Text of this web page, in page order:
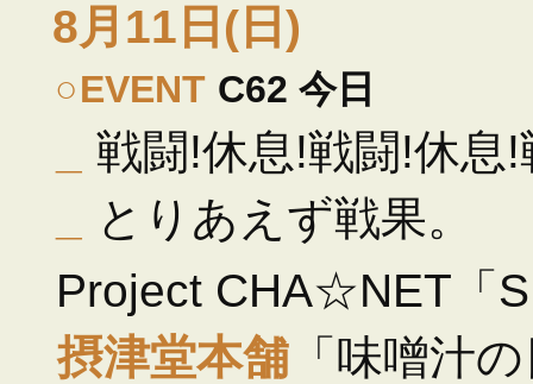
8月11日(日)
○EVENT C62 今日
戦闘!休息!戦闘!休息
とりあえず戦果。
Project CHA☆NET「
摂津堂本舗 「味噌汁